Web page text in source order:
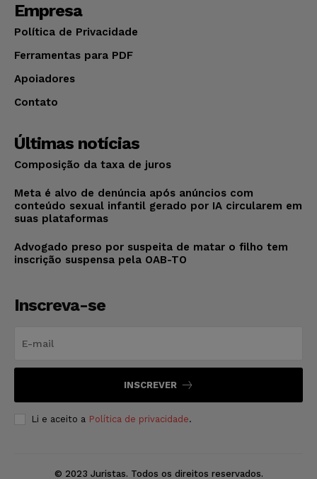
Empresa
Política de Privacidade
Ferramentas para PDF
Apoiadores
Contato
Últimas notícias
Composição da taxa de juros
Meta é alvo de denúncia após anúncios com
conteúdo sexual infantil gerado por IA circularem em
suas plataformas
Advogado preso por suspeita de matar o filho tem
inscrição suspensa pela OAB-TO
Inscreva-se
INSCREVER
Li e aceito a Política de privacidade.
© 2023 Juristas. Todos os direitos reservados.